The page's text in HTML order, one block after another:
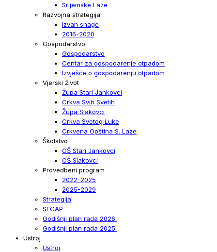
Srijemske Laze
Razvojna strategija
Izvan snage
2016-2020
Gospodarstvo
Gospodarstvo
Centar za gospodarenje otpadom
Izvješće o gospodarenju otpadom
Vjerski život
Župa Stari Jankovci
Crkva Svih Svetih
Župa Slakovci
Crkva Svetog Luke
Crkvena Opština S. Laze
Školstvo
OŠ Stari Jankovci
OŠ Slakovci
Provedbeni program
2022-2025
2025-2029
Strategija
SECAP
Godišnji plan rada 2026.
Godišnji plan rada 2025.
Ustroj
Ustroj